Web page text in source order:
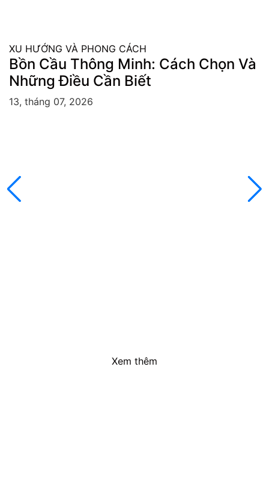
XU HƯỚNG VÀ PHONG CÁCH
Bồn Cầu Thông Minh: Cách Chọn Và
Những Điều Cần Biết
13, tháng 07, 2026
Xem thêm